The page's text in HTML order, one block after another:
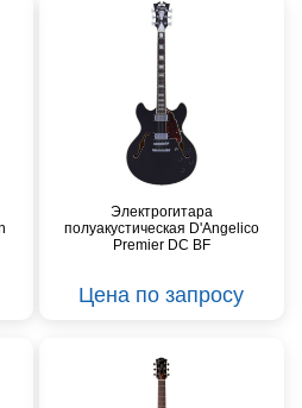
Электрогитара
полуакустическая D'Angelico
Premier DC BF
Цена по запросу